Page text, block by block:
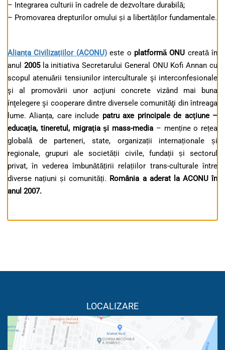
– Integrarea culturii în cadrele de dezvoltare durabilă;
– Promovarea drepturilor omului și a libertăților fundamentale.
Alianţa Civilizaţiilor (ACONU)este o platformă ONU creată în
anul 2005la initiativa Secretarului General ONU Kofi Annan cu
scopul atenuării tensiunilor interculturale şi interconfesionale
şi al promovării unor acţiuni concrete vizând mai buna
înţelegere şi cooperare dintre diversele comunităţi din întreaga
lume. Alianța, care include patru axe principale de acţiune –
educaţia, tineretul, migraţia şi mass-media – menține o rețea
globală de parteneri, state, organizații internaționale și
regionale, grupuri ale societății civile, fundații și sectorul
privat, în vederea îmbunătățirii relațiilor trans-culturale între
diverse națiuni și comunități. România a aderat la ACONU în
anul 2007.
LOCALIZARE